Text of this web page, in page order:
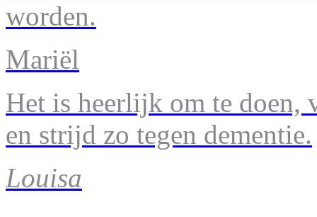
worden.
Mariël
Het is heerlijk om te doen,
en strijd zo tegen dementie.
Louisa